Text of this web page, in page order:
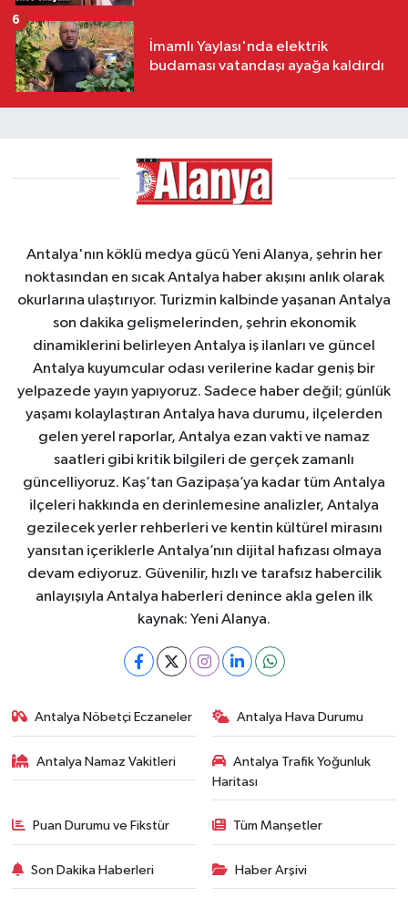
İmamlı Yaylası'nda elektrik
budaması vatandaşı ayağa kaldırdı
6
Antalya'nın köklü medya gücü Yeni Alanya, şehrin her
noktasından en sıcak Antalya haber akışını anlık olarak
okurlarına ulaştırıyor. Turizmin kalbinde yaşanan Antalya
son dakika gelişmelerinden, şehrin ekonomik
dinamiklerini belirleyen Antalya iş ilanları ve güncel
Antalya kuyumcular odası verilerine kadar geniş bir
yelpazede yayın yapıyoruz. Sadece haber değil; günlük
yaşamı kolaylaştıran Antalya hava durumu, ilçelerden
gelen yerel raporlar, Antalya ezan vakti ve namaz
saatleri gibi kritik bilgileri de gerçek zamanlı
güncelliyoruz. Kaş’tan Gazipaşa’ya kadar tüm Antalya
ilçeleri hakkında en derinlemesine analizler, Antalya
gezilecek yerler rehberleri ve kentin kültürel mirasını
yansıtan içeriklerle Antalya’nın dijital hafızası olmaya
devam ediyoruz. Güvenilir, hızlı ve tarafsız habercilik
anlayışıyla Antalya haberleri denince akla gelen ilk
kaynak: Yeni Alanya.
Antalya Nöbetçi Eczaneler Antalya Hava Durumu
Antalya Namaz Vakitleri
Antalya Trafik Yoğunluk
Haritası
Puan Durumu ve Fikstür Tüm Manşetler
Son Dakika Haberleri Haber Arşivi